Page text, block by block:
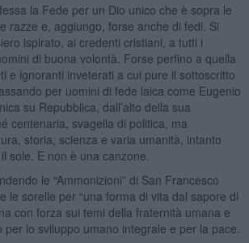
la Fede per un Dio unico che è sopra le
razze e, aggiungo, forse anche di fedi. Si
ispirato, ai credenti cristiani, a tutti i
di buona volontà. Forse perfino a quella
e ignoranti inveterati a cui pure il sottoscritto
per uomini di fede laica come Eugenio
su Repubblica, dall’alto della sua
centenaria, svagella di politica, ma
storia, scienza e varia umanità, intanto
sole. E non è una canzone.
le “Ammonizioni” di San Francesco
le sorelle per “una forma di vita dal sapore di
con forza sui temi della fraternità umana e
per lo sviluppo umano integrale e per la pace.